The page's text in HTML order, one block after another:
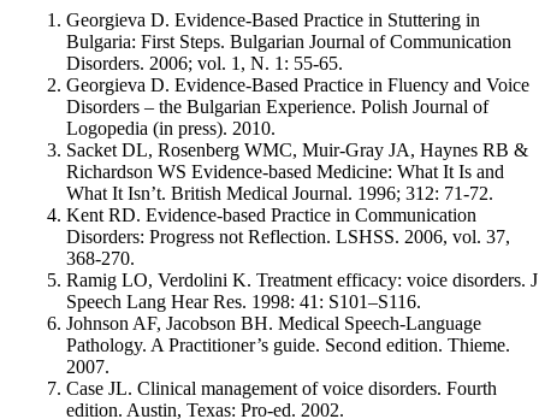
Georgieva D. Evidence-Based Practice in Stuttering in
Bulgaria: First Steps. Bulgarian Journal of Communication
Disorders. 2006; vol. 1, N. 1: 55-65.
Georgieva D. Evidence-Based Practice in Fluency and Voice
Disorders – the Bulgarian Experience. Polish Journal of
Logopedia (in press). 2010.
Sacket DL, Rosenberg WMC, Muir-Gray JA, Haynes RB &
Richardson WS Evidence-based Medicine: What It Is and
What It Isn’t. British Medical Journal. 1996; 312: 71-72.
Kent RD. Evidence-based Practice in Communication
Disorders: Progress not Reflection. LSHSS. 2006, vol. 37,
368-270.
Ramig LO, Verdolini K. Treatment efficacy: voice disorders. J
Speech Lang Hear Res. 1998: 41: S101–S116.
Johnson AF, Jacobson BH. Medical Speech-Language
Pathology. A Practitioner’s guide. Second edition. Thieme.
2007.
Case JL. Clinical management of voice disorders. Fourth
edition. Austin, Texas: Pro-ed. 2002.